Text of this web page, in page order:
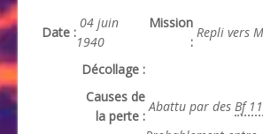
Date :
04 juin
1940
Mission
:
Repli vers
Décollage :
Causes de
la perte :
Abattu par des Bf